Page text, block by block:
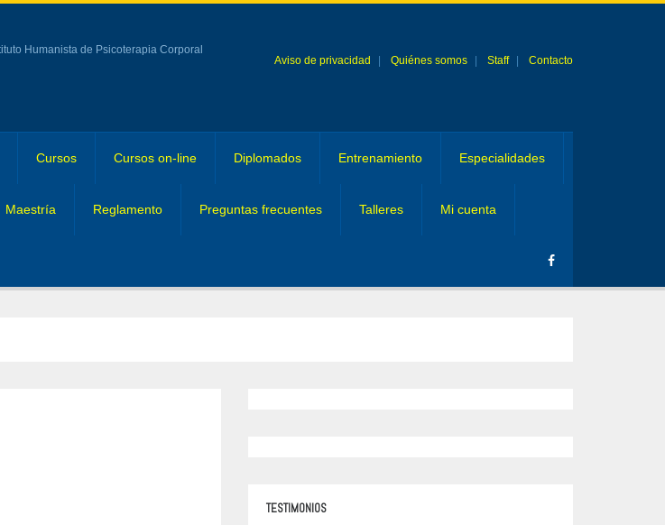
Aviso de privacidad Quiénes somos Staff Contacto
Cursos Cursos on-line Diplomados Entrenamiento Especialidades
Maestría Reglamento Preguntas frecuentes Talleres Mi cuenta
TESTIMONIOS